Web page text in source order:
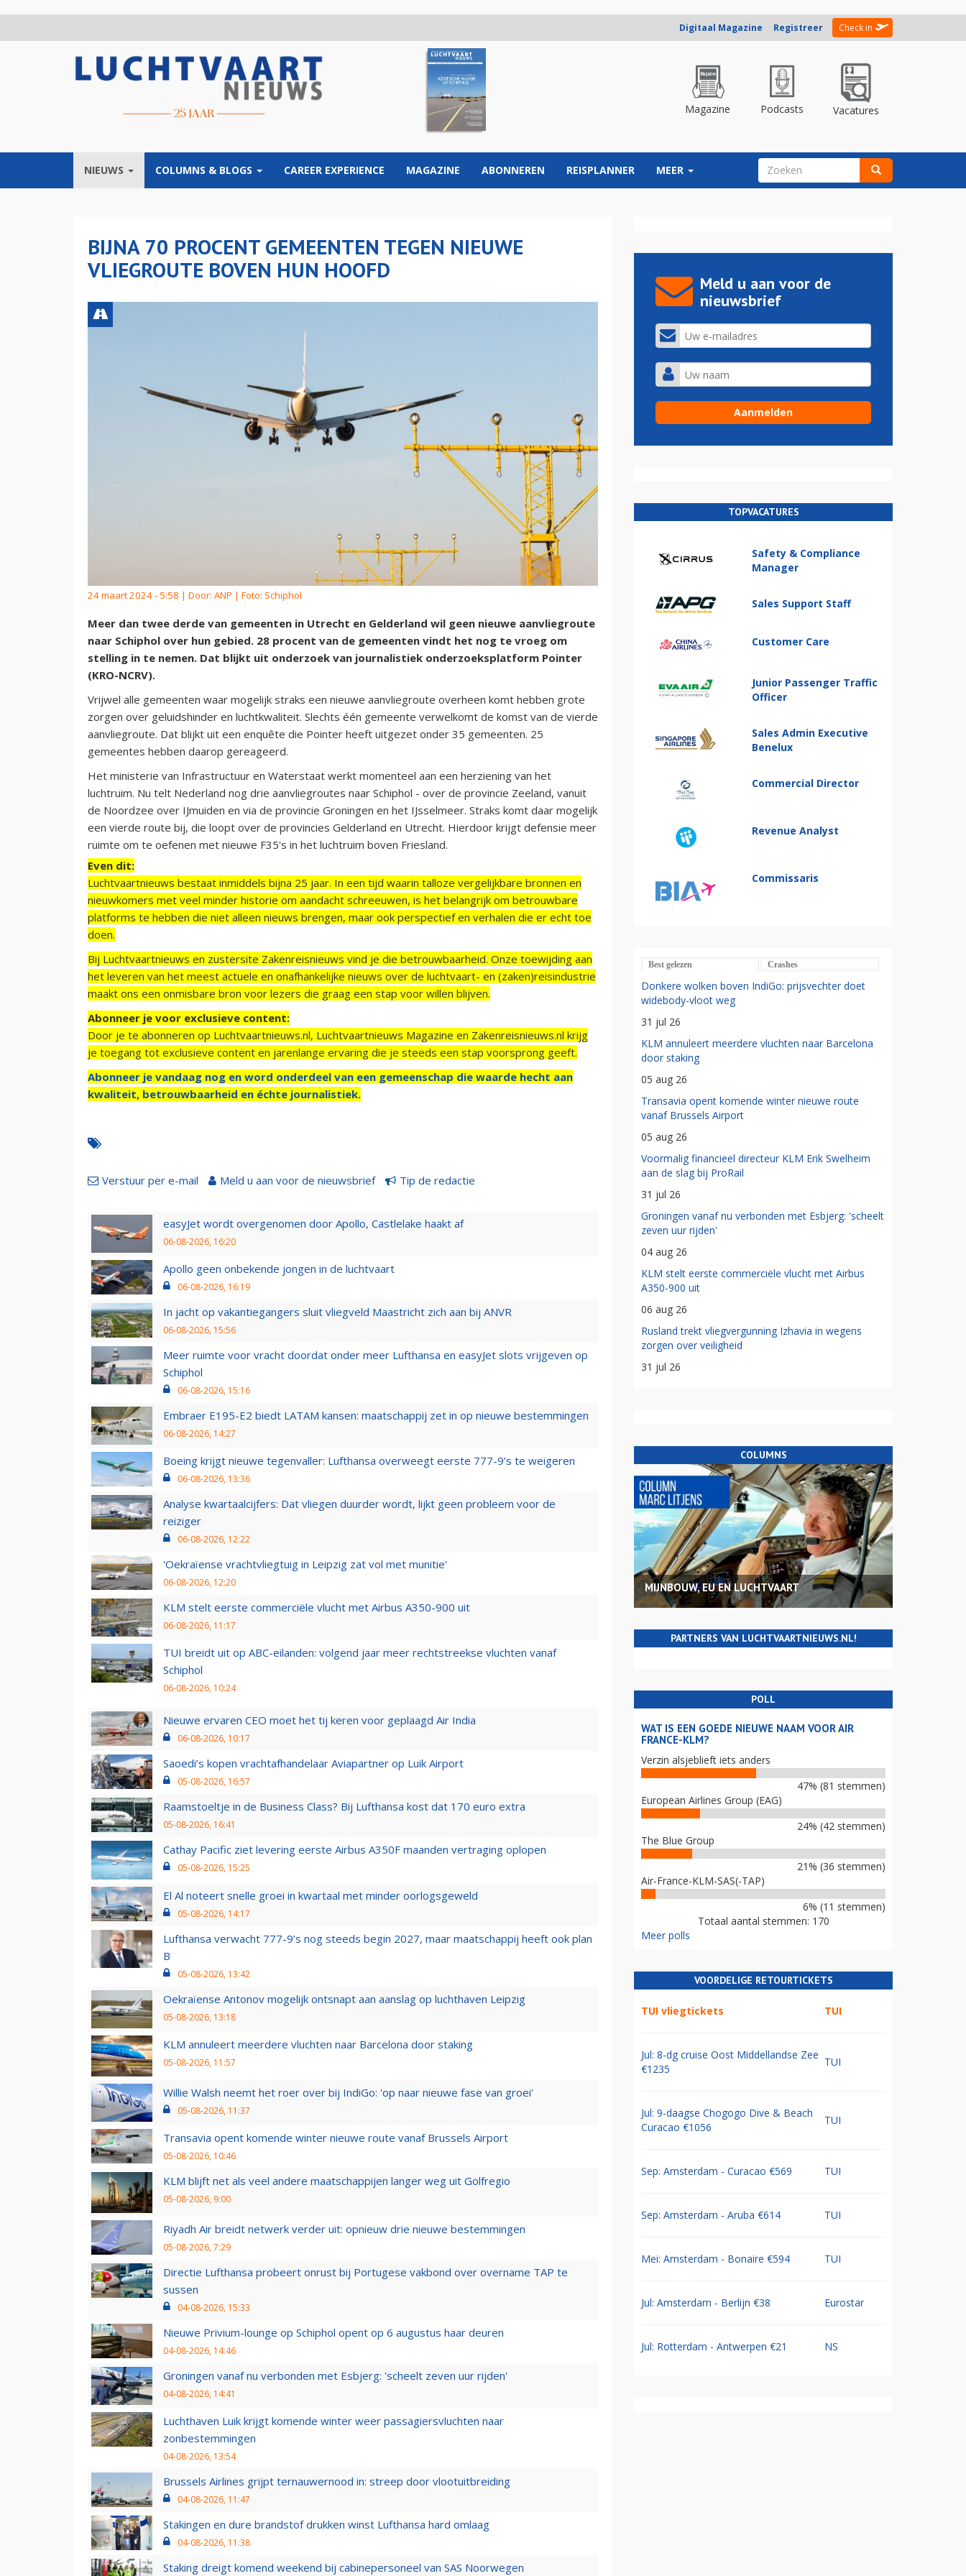
Digitaal Magazine Registreer Check in
Magazine Podcasts Vacatures
NIEUWS COLUMNS & BLOGS CAREER EXPERIENCE MAGAZINE ABONNEREN REISPLANNER MEER ZOEKVELD
BIJNA 70 PROCENT GEMEENTEN TEGEN NIEUWE
VLIEGROUTE BOVEN HUN HOOFD
24 maart 2024 - 5:58 | Door: ANP | Foto: Schiphol
Meer dan twee derde van gemeenten in Utrecht en Gelderland wil geen nieuwe aanvliegroute
naar Schiphol over hun gebied. 28 procent van de gemeenten vindt het nog te vroeg om
stelling in te nemen. Dat blijkt uit onderzoek van journalistiek onderzoeksplatform Pointer
(KRO-NCRV).
Vrijwel alle gemeenten waar mogelijk straks een nieuwe aanvliegroute overheen komt hebben grote
zorgen over geluidshinder en luchtkwaliteit. Slechts één gemeente verwelkomt de komst van de vierde
aanvliegroute. Dat blijkt uit een enquête die Pointer heeft uitgezet onder 35 gemeenten. 25
gemeentes hebben daarop gereageerd.
Het ministerie van Infrastructuur en Waterstaat werkt momenteel aan een herziening van het
luchtruim. Nu telt Nederland nog drie aanvliegroutes naar Schiphol - over de provincie Zeeland, vanuit
de Noordzee over IJmuiden en via de provincie Groningen en het IJsselmeer. Straks komt daar mogelijk
een vierde route bij, die loopt over de provincies Gelderland en Utrecht. Hierdoor krijgt defensie meer
ruimte om te oefenen met nieuwe F35's in het luchtruim boven Friesland.
Even dit:
Luchtvaartnieuws bestaat inmiddels bijna 25 jaar. In een tijd waarin talloze vergelijkbare bronnen en
nieuwkomers met veel minder historie om aandacht schreeuwen, is het belangrijk om betrouwbare
platforms te hebben die niet alleen nieuws brengen, maar ook perspectief en verhalen die er echt toe
doen.
Bij Luchtvaartnieuws en zustersite Zakenreisnieuws vind je die betrouwbaarheid. Onze toewijding aan
het leveren van het meest actuele en onafhankelijke nieuws over de luchtvaart- en (zaken)reisindustrie
maakt ons een onmisbare bron voor lezers die graag een stap voor willen blijven.
Abonneer je voor exclusieve content:
Door je te abonneren op Luchtvaartnieuws.nl, Luchtvaartnieuws Magazine en Zakenreisnieuws.nl krijg
je toegang tot exclusieve content en jarenlange ervaring die je steeds een stap voorsprong geeft.
Abonneer je vandaag nog en word onderdeel van een gemeenschap die waarde hecht aan
kwaliteit, betrouwbaarheid en échte journalistiek.
Verstuur per e-mail Meld u aan voor de nieuwsbrief Tip de redactie
easyJet wordt overgenomen door Apollo, Castlelake haakt af
06-08-2026, 16:20
Apollo geen onbekende jongen in de luchtvaart
06-08-2026, 16:19
In jacht op vakantiegangers sluit vliegveld Maastricht zich aan bij ANVR
06-08-2026, 15:56
Meer ruimte voor vracht doordat onder meer Lufthansa en easyJet slots vrijgeven op
Schiphol
06-08-2026, 15:16
Embraer E195-E2 biedt LATAM kansen: maatschappij zet in op nieuwe bestemmingen
06-08-2026, 14:27
Boeing krijgt nieuwe tegenvaller: Lufthansa overweegt eerste 777-9’s te weigeren
06-08-2026, 13:36
Analyse kwartaalcijfers: Dat vliegen duurder wordt, lijkt geen probleem voor de
reiziger
06-08-2026, 12:22
'Oekraïense vrachtvliegtuig in Leipzig zat vol met munitie'
06-08-2026, 12:20
KLM stelt eerste commerciële vlucht met Airbus A350-900 uit
06-08-2026, 11:17
TUI breidt uit op ABC-eilanden: volgend jaar meer rechtstreekse vluchten vanaf
Schiphol
06-08-2026, 10:24
Nieuwe ervaren CEO moet het tij keren voor geplaagd Air India
06-08-2026, 10:17
Saoedi’s kopen vrachtafhandelaar Aviapartner op Luik Airport
05-08-2026, 16:57
Raamstoeltje in de Business Class? Bij Lufthansa kost dat 170 euro extra
05-08-2026, 16:41
Cathay Pacific ziet levering eerste Airbus A350F maanden vertraging oplopen
05-08-2026, 15:25
El Al noteert snelle groei in kwartaal met minder oorlogsgeweld
05-08-2026, 14:17
Lufthansa verwacht 777-9’s nog steeds begin 2027, maar maatschappij heeft ook plan
B
05-08-2026, 13:42
Oekraïense Antonov mogelijk ontsnapt aan aanslag op luchthaven Leipzig
05-08-2026, 13:18
KLM annuleert meerdere vluchten naar Barcelona door staking
05-08-2026, 11:57
Willie Walsh neemt het roer over bij IndiGo: 'op naar nieuwe fase van groei'
05-08-2026, 11:37
Transavia opent komende winter nieuwe route vanaf Brussels Airport
05-08-2026, 10:46
KLM blijft net als veel andere maatschappijen langer weg uit Golfregio
05-08-2026, 9:00
Riyadh Air breidt netwerk verder uit: opnieuw drie nieuwe bestemmingen
05-08-2026, 7:29
Directie Lufthansa probeert onrust bij Portugese vakbond over overname TAP te
sussen
04-08-2026, 15:33
Nieuwe Privium-lounge op Schiphol opent op 6 augustus haar deuren
04-08-2026, 14:46
Groningen vanaf nu verbonden met Esbjerg: 'scheelt zeven uur rijden'
04-08-2026, 14:41
Luchthaven Luik krijgt komende winter weer passagiersvluchten naar
zonbestemmingen
04-08-2026, 13:54
Brussels Airlines grijpt ternauwernood in: streep door vlootuitbreiding
04-08-2026, 11:47
Stakingen en dure brandstof drukken winst Lufthansa hard omlaag
04-08-2026, 11:38
Staking dreigt komend weekend bij cabinepersoneel van SAS Noorwegen
Meld u aan voor de
nieuwsbrief
TOPVACATURES
Safety & Compliance
Manager
Sales Support Staff
Customer Care
Junior Passenger Traffic
Officer
Sales Admin Executive
Benelux
Commercial Director
Revenue Analyst
Commissaris
Best gelezen Crashes
Donkere wolken boven IndiGo: prijsvechter doet
widebody-vloot weg
31 jul 26
KLM annuleert meerdere vluchten naar Barcelona
door staking
05 aug 26
Transavia opent komende winter nieuwe route
vanaf Brussels Airport
05 aug 26
Voormalig financieel directeur KLM Erik Swelheim
aan de slag bij ProRail
31 jul 26
Groningen vanaf nu verbonden met Esbjerg: 'scheelt
zeven uur rijden'
04 aug 26
KLM stelt eerste commerciële vlucht met Airbus
A350-900 uit
06 aug 26
Rusland trekt vliegvergunning Izhavia in wegens
zorgen over veiligheid
31 jul 26
COLUMNS
MIJNBOUW, EU EN LUCHTVAART
PARTNERS VAN LUCHTVAARTNIEUWS.NL!
POLL
WAT IS EEN GOEDE NIEUWE NAAM VOOR AIR
FRANCE-KLM?
Verzin alsjeblieft iets anders
47% (81 stemmen)
European Airlines Group (EAG)
24% (42 stemmen)
The Blue Group
21% (36 stemmen)
Air-France-KLM-SAS(-TAP)
6% (11 stemmen)
Totaal aantal stemmen: 170
Meer polls
VOORDELIGE RETOURTICKETS
TUI vliegtickets TUI
Jul: 8-dg cruise Oost Middellandse Zee
€1235
TUI
Jul: 9-daagse Chogogo Dive & Beach
Curacao €1056
TUI
Sep: Amsterdam - Curacao €569 TUI
Sep: Amsterdam - Aruba €614 TUI
Mei: Amsterdam - Bonaire €594 TUI
Jul: Amsterdam - Berlijn €38 Eurostar
Jul: Rotterdam - Antwerpen €21 NS